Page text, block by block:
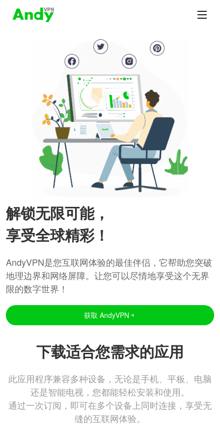
解锁无限可能，
享受全球精彩！
AndyVPN是您互联网体验的最佳伴侣，它帮助您突破
地理边界和网络屏障。让您可以尽情地享受这个无界
限的数字世界！
获取 AndyVPN
下载适合您需求的应用
此应用程序兼容多种设备，无论是手机、平板、电脑
还是智能电视，您都能轻松安装和使用。
通过一次订阅，即可在多个设备上同时连接，享受无
缝的互联网体验。